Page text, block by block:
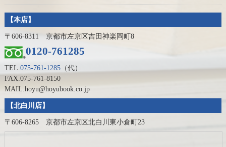
【本店】
〒606-8311 京都市左京区吉田神楽岡町8
0120-761285
TEL.075-761-1285（代）
FAX.075-761-8150
MAIL.hoyu@hoyubook.co.jp
【北白川店】
〒606-8265 京都市左京区北白川東小倉町23